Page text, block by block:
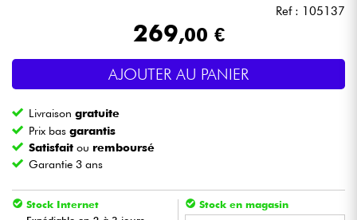
Eclairage
Vents
Ref : 105137
269,00 €
AJOUTER AU PANIER
Livraisongratuite
Prix basgarantis
Satisfait ou remboursé
Garantie 3 ans
Stock Internet
Stock en magasin